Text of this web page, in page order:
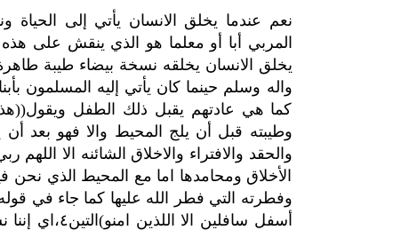
نعم عندما يخلق الانسان يأتي إلى
المربي أبا أو معلما هو الذي ينقش على
يخلق الانسان يخلقه نسخة بيضاء طيبة
واله وسلم حينما كان يأتي إليه المسلمون
كما هي عادتهم يقبل ذلك الطفل
وطيبته قبل أن يلج المحيط والا فهو بعد
والحقد والافتراء والاخلاق الشائنه الا
الأخلاق ومحامدها اما مع المحيط الذي
وفطرته التي فطر الله عليها كما جاء في
أسفل سافلين